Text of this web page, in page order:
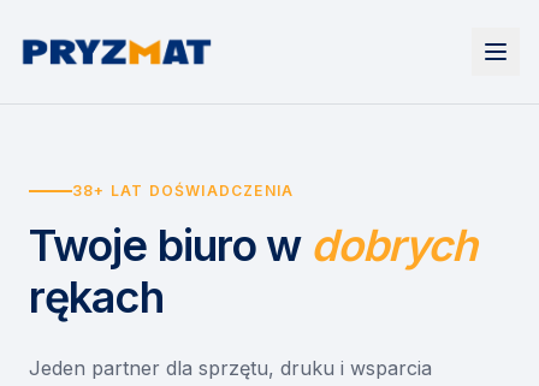
Urządzenia
Drukarki i urządzenia wielofunkcyjne
Etykiety i identyfikacja
Skanery i obieg dokumentów
Monitory interaktywne
Niszczarki dokumentów
Wynajem drukarek
Wynajem urządzeń biurowych
Asystent druku
EZD RP
Misja szkoła
Serwis
O nas
38+ LAT DOŚWIADCZENIA
Twoje biuro w dobrych
rękach
Jeden partner dla sprzętu, druku i wsparcia